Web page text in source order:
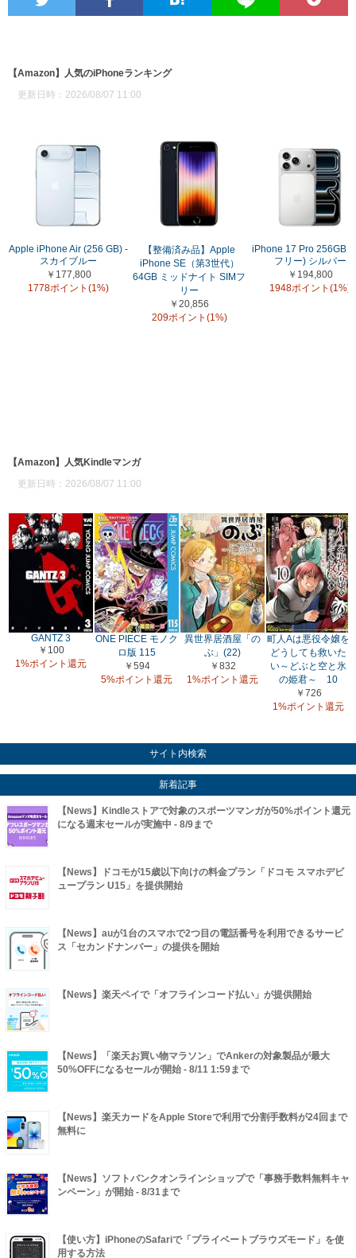
【Amazon】人気のiPhoneランキング
更新日時：2026/08/07 11:00
Apple iPhone Air (256 GB) -
スカイブルー
￥177,800
1778ポイント(1%)
【整備済み品】Apple
iPhone SE（第3世代）
64GB ミッドナイト SIMフ
リー
￥20,856
209ポイント(1%)
iPhone 17 Pro 256GB
フリー) シルバー
￥194,800
1948ポイント(1%)
【Amazon】人気Kindleマンガ
更新日時：2026/08/07 11:00
GANTZ 3
￥100
1%ポイント還元
ONE PIECE モノク
ロ版 115
￥594
5%ポイント還元
異世界居酒屋「の
ぶ」(22)
￥832
1%ポイント還元
町人Aは悪役令嬢を
どうしても救いた
い～どぶと空と氷
の姫君～ 10
￥726
1%ポイント還元
サイト内検索
新着記事
【News】Kindleストアで対象のスポーツマンガが50%ポイント還元
になる週末セールが実施中 - 8/9まで
【News】ドコモが15歳以下向けの料金プラン「ドコモ スマホデビ
ュープラン U15」を提供開始
【News】auが1台のスマホで2つ目の電話番号を利用できるサービ
ス「セカンドナンバー」の提供を開始
【News】楽天ペイで「オフラインコード払い」が提供開始
【News】「楽天お買い物マラソン」でAnkerの対象製品が最大
50%OFFになるセールが開始 - 8/11 1:59まで
【News】楽天カードをApple Storeで利用で分割手数料が24回まで
無料に
【News】ソフトバンクオンラインショップで「事務手数料無料キャ
ンペーン」が開始 - 8/31まで
【使い方】iPhoneのSafariで「プライベートブラウズモード」を使
用する方法